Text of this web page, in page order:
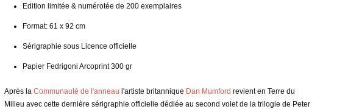
Edition limitée & numérotée de 200 exemplaires
Format: 61 x 92 cm
Sérigraphie sous Licence officielle
Papier Fedrigoni Arcoprint 300 gr
Après la Communauté de l'anneau l'artiste britannique Dan Mumford revient en Terre du
Milieu avec cette dernière sérigraphie officielle dédiée au second volet de la trilogie de Peter